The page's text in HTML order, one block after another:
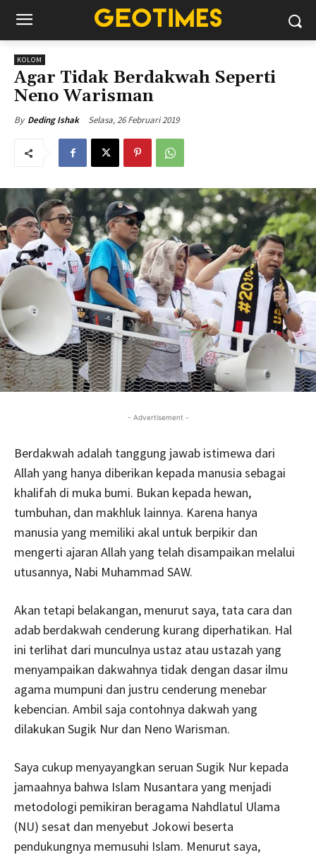
KOLOM
Agar Tidak Berdakwah Seperti
Neno Warisman
By Deding Ishak Selasa, 26 Februari 2019
- Advertisement -
Berdakwah adalah tanggung jawab istimewa dari
Allah yang hanya diberikan kepada manusia sebagai
khalifah di muka bumi. Bukan kepada hewan,
tumbuhan, dan makhluk lainnya. Karena hanya
manusia yang memiliki akal untuk berpikir dan
mengerti ajaran Allah yang telah disampaikan melalui
utusannya, Nabi Muhammad SAW.
Akan tetapi belakangan, menurut saya, tata cara dan
adab berdakwah cenderung kurang diperhatikan. Hal
ini terlihat dari munculnya ustaz atau ustazah yang
menyampaikan dakwahnya tidak dengan dasar ilmu
agama mumpuni dan justru cenderung menebar
kebencian. Ambil saja contohnya dakwah yang
dilakukan Sugik Nur dan Neno Warisman.
Saya cukup menyayangkan seruan Sugik Nur kepada
jamaahnya bahwa Islam Nusantara yang menjadi
metodologi pemikiran beragama Nahdlatul Ulama
(NU) sesat dan menyebut Jokowi beserta
pendukungnya memusuhi Islam. Menurut saya,